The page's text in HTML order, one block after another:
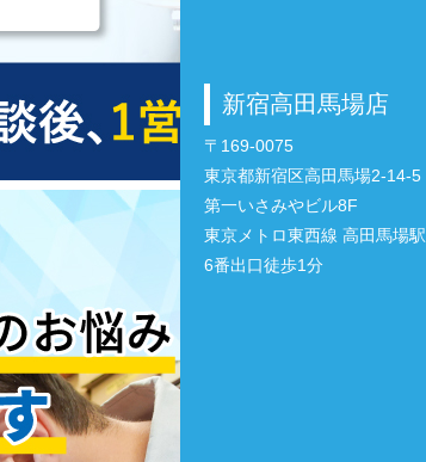
新宿高田馬場店
〒169-0075
東京都新宿区高田馬場2-14-5
第一いさみやビル8F
東京メトロ東西線 高田馬場駅
6番出口徒歩1分